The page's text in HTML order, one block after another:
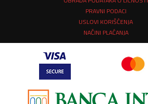
PRAVNI PODACI
USLOVI KORIŠĆENJA
NAČINI PLAĆANJA